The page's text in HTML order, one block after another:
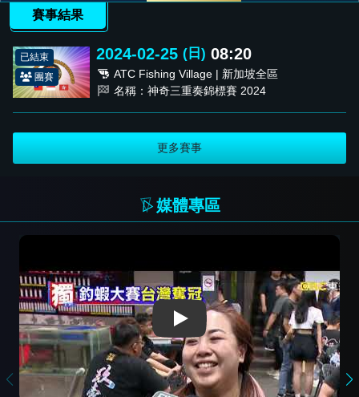
賽事結果
已結束
團賽
2024-02-25 (日) 08:20
ATC Fishing Village | 新加坡全區
名稱：神奇三重奏錦標賽 2024
更多賽事
媒體專區
Play